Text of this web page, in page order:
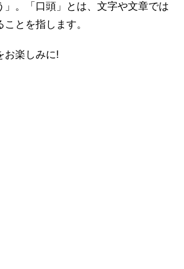
」。「口頭」とは、文字や文章では
とを指します。
お楽しみに!